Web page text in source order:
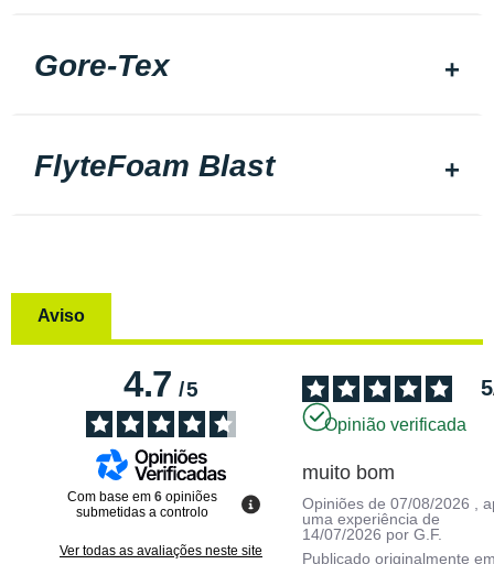
Gore-Tex
FlyteFoam Blast
Aviso
4.7/5
Com base em 6 opiniões
submetidas a controlo
Ver todas as avaliações neste site
5
Opinião verificada
muito bom
Opiniões de07/08/2026
,
uma experiência de
14/07/2026 porG.F.
Publicado originalmente